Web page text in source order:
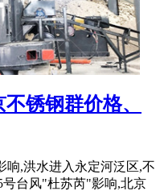
锈钢群价格、
响,洪水进入永定河泛区,不
台风"杜苏芮"影响,北京